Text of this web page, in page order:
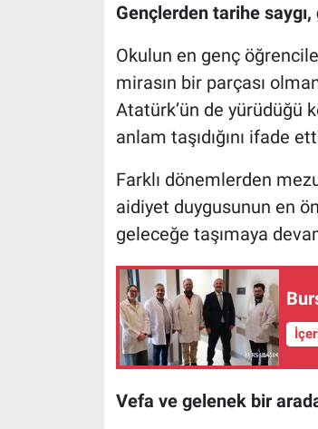
Gençlerden tarihe
Okulun en genç
mirasın bir parçası
Atatürk’ün de yürüdüğü
anlam taşıdığını ifade
Farklı dönemlerden
aidiyet duygusunun en
geleceğe taşımaya
Vefa ve gelenek bir